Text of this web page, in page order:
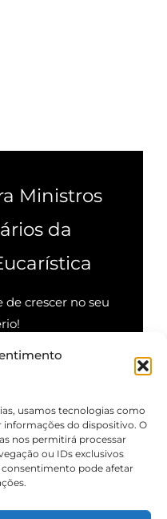
usamos tecnologias como
informações do dispositivo. O
nos permitirá processar
ou IDs exclusivos
pode afetar
Ministros
da
de crescer no seu
mais